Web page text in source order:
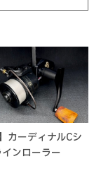
カーディナルCシ
ンローラー